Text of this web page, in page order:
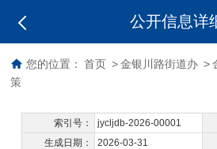
公开信息详
您的位置： 首页 > 金银川路街道办 >
策
索引号： jycljdb-2026-00001
生成日期：
2026-03-31